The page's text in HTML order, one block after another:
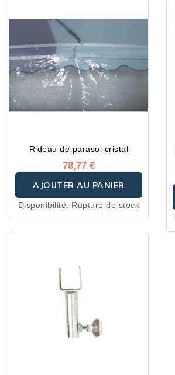
Rideau de parasol cristal
78,77 €
AJOUTER AU PANIER
Disponibilité: Rupture de stock